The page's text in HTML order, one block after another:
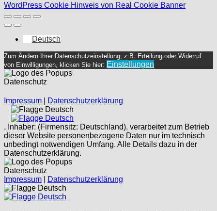
WordPress Cookie Hinweis von Real Cookie Banner
Deutsch
Zum Ändern Ihrer Datenschutzeinstellung, z.B. Erteilung oder Widerruf
von Einwilligungen, klicken Sie hier: Einstellungen
Datenschutz
Impressum
Datenschutzerklärung
Deutsch
Deutsch
, Inhaber: (Firmensitz: Deutschland), verarbeitet zum Betrieb
dieser Website personenbezogene Daten nur im technisch
unbedingt notwendigen Umfang. Alle Details dazu in der
Datenschutzerklärung.
Datenschutz
Impressum
Datenschutzerklärung
Deutsch
Deutsch